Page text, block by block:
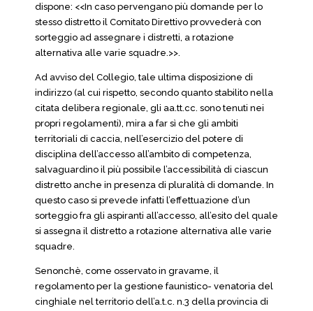
dispone: <<In caso pervengano più domande per lo
stesso distretto il Comitato Direttivo provvederà con
sorteggio ad assegnare i distretti, a rotazione
alternativa alle varie squadre.>>.
Ad avviso del Collegio, tale ultima disposizione di
indirizzo (al cui rispetto, secondo quanto stabilito nella
citata delibera regionale, gli aa.tt.cc. sono tenuti nei
propri regolamenti), mira a far sì che gli ambiti
territoriali di caccia, nell’esercizio del potere di
disciplina dell’accesso all’ambito di competenza,
salvaguardino il più possibile l’accessibilità di ciascun
distretto anche in presenza di pluralità di domande. In
questo caso si prevede infatti l’effettuazione d’un
sorteggio fra gli aspiranti all’accesso, all’esito del quale
si assegna il distretto a rotazione alternativa alle varie
squadre.
Senonchè, come osservato in gravame, il
regolamento per la gestione faunistico- venatoria del
cinghiale nel territorio dell’a.t.c. n.3 della provincia di